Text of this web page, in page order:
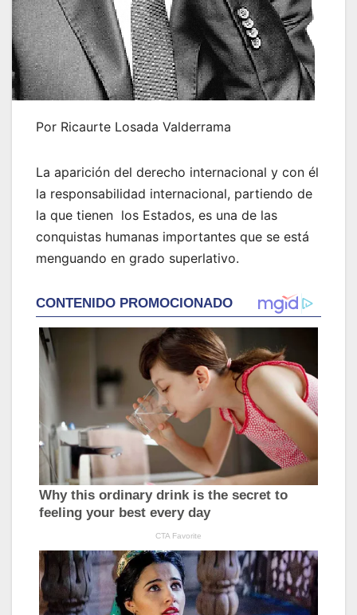
Por Ricaurte Losada Valderrama
La aparición del derecho internacional y con él
la responsabilidad internacional, partiendo de
la que tienen los Estados, es una de las
conquistas humanas importantes que se está
menguando en grado superlativo.